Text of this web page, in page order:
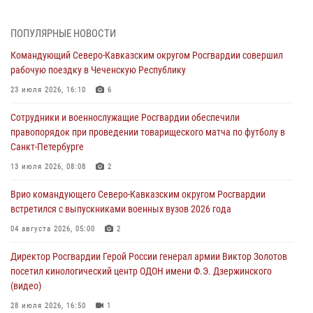
выпуска «Легенды армии с Александром Маршалом»
07 августа 2026, 12:00
Смольного собора в Санкт-Петербурге (видео)
07 августа 2026, 11:34 3
В Курске росгвардейцы провели занятие по основам
07 августа 2026, 11:33
Рэпер ST посетил раненых росгвардейцев в Главном военном
07 августа 2026, 11:18
ПОПУЛЯРНЫЕ НОВОСТИ
Командующий Северо-Кавказским округом Росгвардии совершил
рабочую поездку в Чеченскую Республику
23 июля 2026, 16:10 6
Сотрудники и военнослужащие Росгвардии обеспечили
правопорядок при проведении товарищеского матча по футболу в
Санкт-Петербурге
13 июля 2026, 08:08 2
Врио командующего Северо-Кавказским округом Росгвардии
встретился с выпускниками военных вузов 2026 года
04 августа 2026, 05:00 2
Директор Росгвардии Герой России генерал армии Виктор Золотов
посетил кинологический центр ОДОН имени Ф.Э. Дзержинского
(видео)
28 июля 2026, 16:50 1